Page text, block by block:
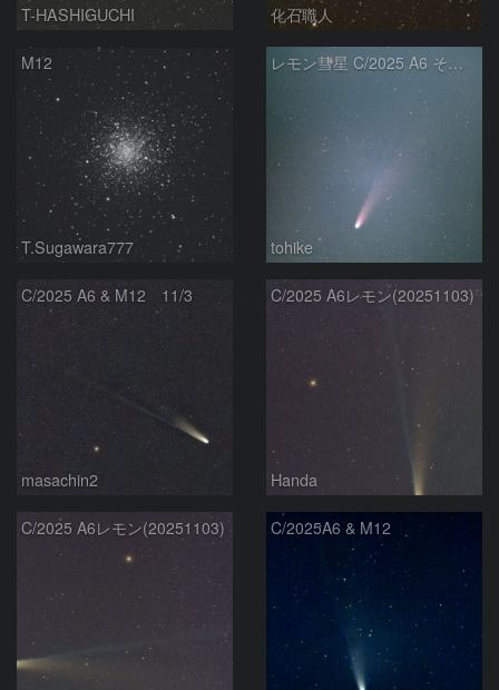
T-HASHIGUCHI 化石職人
M12
T.Sugawara777
レモン彗星 C/2025 A6 その３
tohike
C/2025 A6 & M12 11/3
masachin2
C/2025 A6レモン(20251103)
Handa
C/2025 A6レモン(20251103) C/2025A6 & M12